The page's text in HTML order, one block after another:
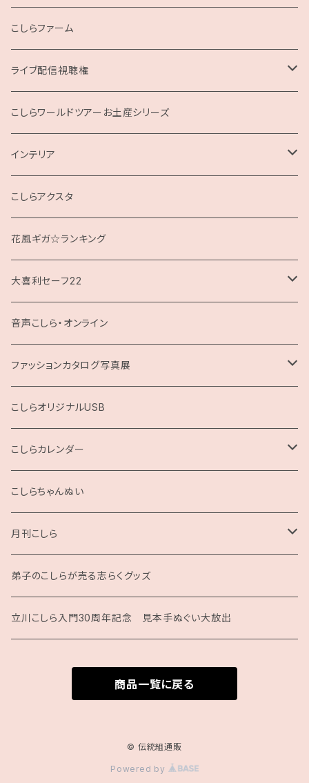
こしらファーム
ライブ配信視聴権
こしらの集いweb
こしらワールドツアーお土産シリーズ
インテリア
クッション
こしらアクスタ
花風ギガ☆ランキング
大喜利セーフ22
お題回答Tシャツ
音声こしら・オンライン
ファッションカタログ写真展
展示用A4サイズ
2L版
こしらオリジナルUSB
こしらカレンダー
2025
こしらちゃんぬい
月刊こしら
月刊こしら用ファイル
月刊こしらバックナンバーセット（紙版）
弟子のこしらが売る志らくグッズ
立川こしら入門30周年記念 見本手ぬぐい大放出
商品一覧に戻る
© 伝統組通販
Powered by